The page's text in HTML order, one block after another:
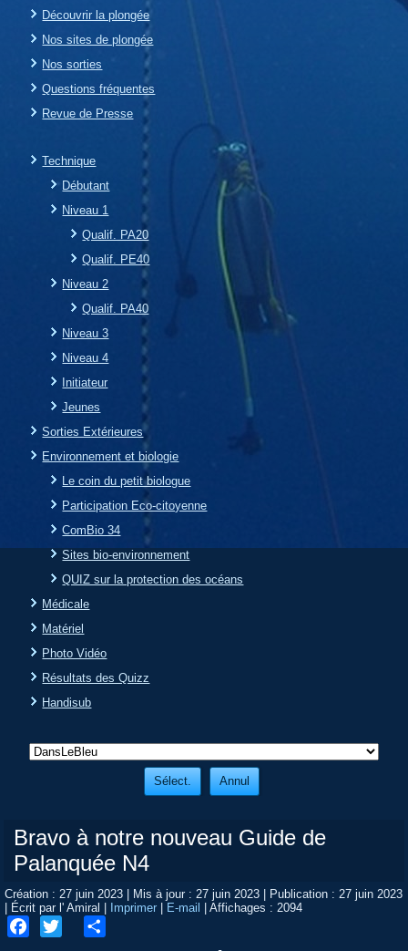
Découvrir la plongée
Nos sites de plongée
Nos sorties
Questions fréquentes
Revue de Presse
Technique
Débutant
Niveau 1
Qualif. PA20
Qualif. PE40
Niveau 2
Qualif. PA40
Niveau 3
Niveau 4
Initiateur
Jeunes
Sorties Extérieures
Environnement et biologie
Le coin du petit biologue
Participation Eco-citoyenne
ComBio 34
Sites bio-environnement
QUIZ sur la protection des océans
Médicale
Matériel
Photo Vidéo
Résultats des Quizz
Handisub
Bravo à notre nouveau Guide de
Palanquée N4
Création : 27 juin 2023 | Mis à jour : 27 juin 2023 | Publication : 27 juin 2023
| Écrit par l' Amiral | Imprimer | E-mail |Affichages : 2094